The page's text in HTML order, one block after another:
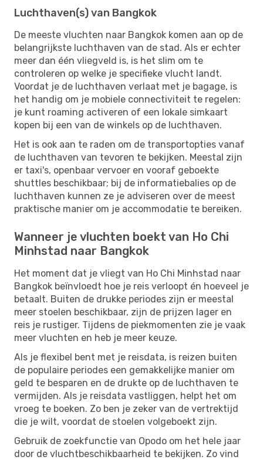
Luchthaven(s) van Bangkok
De meeste vluchten naar Bangkok komen aan op de
belangrijkste luchthaven van de stad. Als er echter
meer dan één vliegveld is, is het slim om te
controleren op welke je specifieke vlucht landt.
Voordat je de luchthaven verlaat met je bagage, is
het handig om je mobiele connectiviteit te regelen:
je kunt roaming activeren of een lokale simkaart
kopen bij een van de winkels op de luchthaven.
Het is ook aan te raden om de transportopties vanaf
de luchthaven van tevoren te bekijken. Meestal zijn
er taxi's, openbaar vervoer en vooraf geboekte
shuttles beschikbaar; bij de informatiebalies op de
luchthaven kunnen ze je adviseren over de meest
praktische manier om je accommodatie te bereiken.
Wanneer je vluchten boekt van Ho Chi
Minhstad naar Bangkok
Het moment dat je vliegt van Ho Chi Minhstad naar
Bangkok beïnvloedt hoe je reis verloopt én hoeveel je
betaalt. Buiten de drukke periodes zijn er meestal
meer stoelen beschikbaar, zijn de prijzen lager en
reis je rustiger. Tijdens de piekmomenten zie je vaak
meer vluchten en heb je meer keuze.
Als je flexibel bent met je reisdata, is reizen buiten
de populaire periodes een gemakkelijke manier om
geld te besparen en de drukte op de luchthaven te
vermijden. Als je reisdata vastliggen, helpt het om
vroeg te boeken. Zo ben je zeker van de vertrektijd
die je wilt, voordat de stoelen volgeboekt zijn.
Gebruik de zoekfunctie van Opodo om het hele jaar
door de vluchtbeschikbaarheid te bekijken. Zo vind